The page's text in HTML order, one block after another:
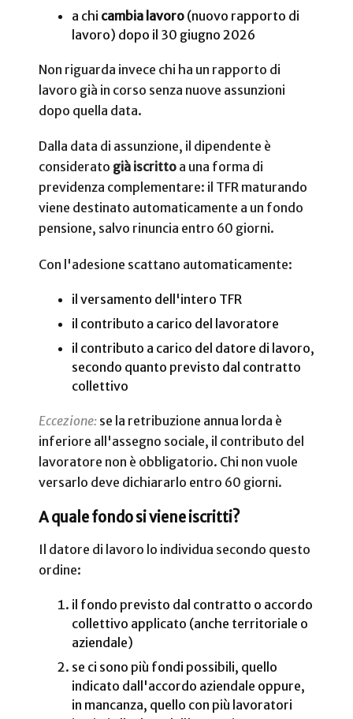
a chi cambia lavoro(nuovo rapporto di
lavoro) dopo il 30 giugno 2026
Non riguarda invece chi ha un rapporto di
lavoro già in corso senza nuove assunzioni
dopo quella data.
Dalla data di assunzione, il dipendente è
considerato già iscritto a una forma di
previdenza complementare: il TFR maturando
viene destinato automaticamente a un fondo
pensione, salvo rinuncia entro 60 giorni.
Con l'adesione scattano automaticamente:
il versamento dell'intero TFR
il contributo a carico del lavoratore
il contributo a carico del datore di lavoro,
secondo quanto previsto dal contratto
collettivo
Eccezione: se la retribuzione annua lorda è
inferiore all'assegno sociale, il contributo del
lavoratore non è obbligatorio. Chi non vuole
versarlo deve dichiararlo entro 60 giorni.
A quale fondo si viene iscritti?
Il datore di lavoro lo individua secondo questo
ordine:
il fondo previsto dal contratto o accordo
collettivo applicato (anche territoriale o
aziendale)
se ci sono più fondi possibili, quello
indicato dall'accordo aziendale oppure,
in mancanza, quello con più lavoratori